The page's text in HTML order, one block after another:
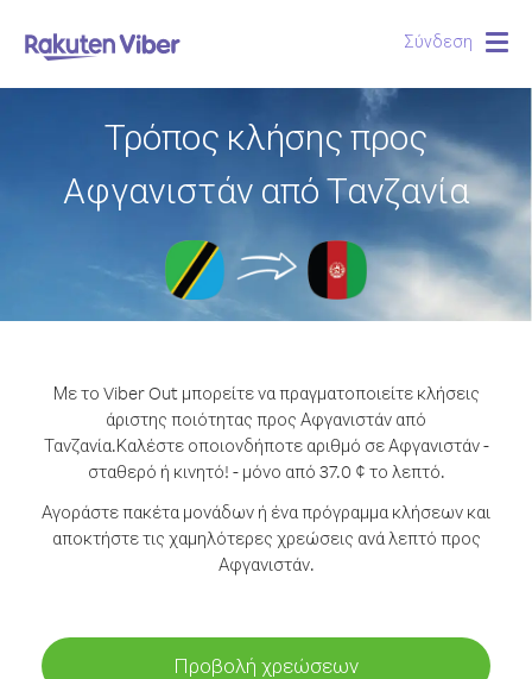
Σύνδεση
Τρόπος κλήσης προς
Αφγανιστάν από Τανζανία
Με το Viber Out μπορείτε να πραγματοποιείτε κλήσεις
άριστης ποιότητας προς Αφγανιστάν από
Τανζανία.Καλέστε οποιονδήποτε αριθμό σε Αφγανιστάν -
σταθερό ή κινητό! - μόνο από 37.0 ¢ το λεπτό.
Αγοράστε πακέτα μονάδων ή ένα πρόγραμμα κλήσεων και
αποκτήστε τις χαμηλότερες χρεώσεις ανά λεπτό προς
Αφγανιστάν.
Προβολή χρεώσεων